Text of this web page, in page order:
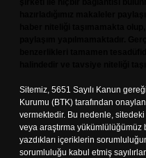
Sitemiz, 5651 Sayılı Kanun
Kurumu (BTK) tarafından
vermektedir. Bu nedenle,
veya araştırma yükümlülüğümüz
yazdıkları içeriklerin
sorumluluğu kabul etmiş